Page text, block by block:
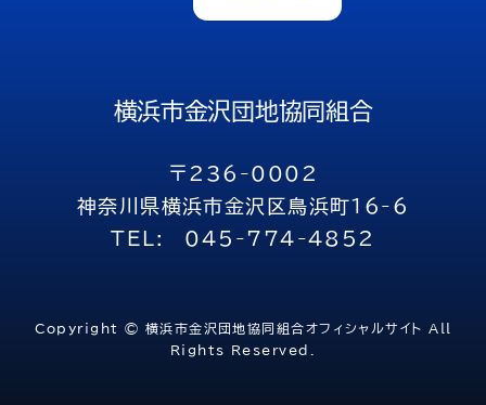
横浜市金沢団地協同組合
〒236-0002
神奈川県横浜市金沢区鳥浜町16-6
TEL: 045-774-4852
Copyright © 横浜市金沢団地協同組合オフィシャルサイト All
Rights Reserved.